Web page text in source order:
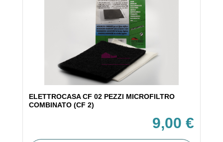
ELETTROCASA CF 02 PEZZI MICROFILTRO
COMBINATO (CF 2)
9,00 €